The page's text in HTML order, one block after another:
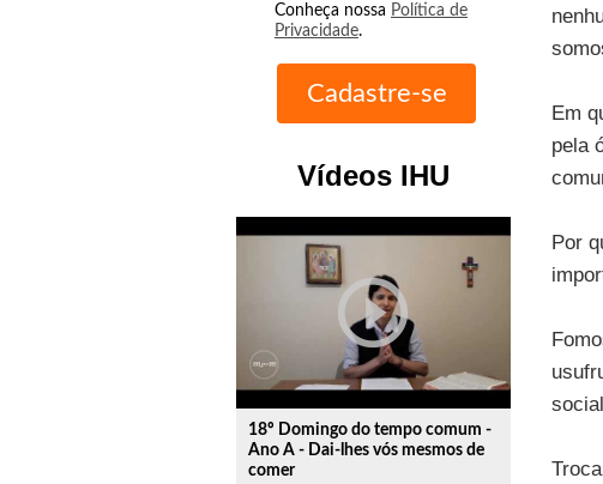
Conheça nossa Política de
Privacidade.
Vídeos IHU
play_circle_outline
18º Domingo do tempo comum -
Ano A - Dai-lhes vós mesmos de
comer
Em
pela
Por